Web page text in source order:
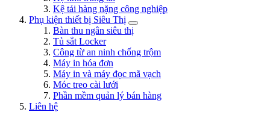
Kệ tải hàng nặng công nghiệp
Phụ kiện thiết bị Siêu Thị
Bàn thu ngân siêu thị
Tủ sắt Locker
Công từ an ninh chống trộm
Máy in hóa đơn
Máy in và máy đọc mã vạch
Móc treo cài lưới
Phần mềm quản lý bán hàng
Liên hệ